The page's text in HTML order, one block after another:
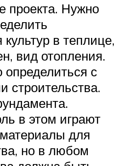
проекта. Нужно
в теплице,
вид отопления.
с
строительства.
в этом играют
для
но в любом